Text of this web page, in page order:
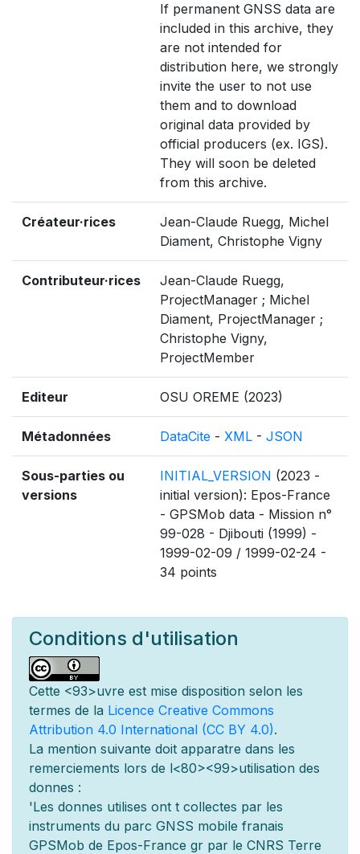
If permanent GNSS data are
included in this archive, they
are not intended for
distribution here, we strongly
invite the user to not use
them and to download
original data provided by
official producers (ex. IGS).
They will soon be deleted
from this archive.
Créateur·rices
Jean-Claude Ruegg, Michel
Diament, Christophe Vigny
Contributeur·rices
Jean-Claude Ruegg,
ProjectManager ; Michel
Diament, ProjectManager ;
Christophe Vigny,
ProjectMember
Editeur OSU OREME (2023)
Métadonnées DataCite - XML - JSON
Sous-parties ou
versions
INITIAL_VERSION (2023 -
initial version): Epos-France
- GPSMob data - Mission n°
99-028 - Djibouti (1999) -
1999-02-09 / 1999-02-24 -
34 points
Conditions d'utilisation
Cette <93>uvre est mise disposition selon les
termes de la Licence Creative Commons
Attribution 4.0 International (CC BY 4.0).
La mention suivante doit apparatre dans les
remerciements lors de l<80><99>utilisation des
donnes :
'Les donnes utilises ont t collectes par les
instruments du parc GNSS mobile franais
GPSMob de Epos-France gr par le CNRS Terre